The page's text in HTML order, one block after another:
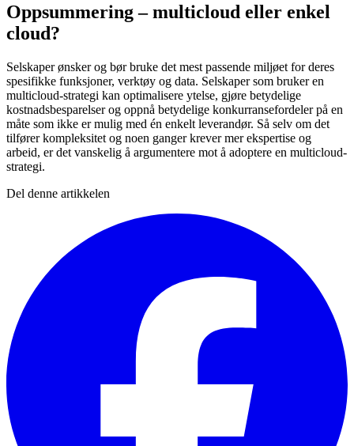
Oppsummering – multicloud eller enkel
cloud?
Selskaper ønsker og bør bruke det mest passende miljøet for deres
spesifikke funksjoner, verktøy og data. Selskaper som bruker en
multicloud-strategi kan optimalisere ytelse, gjøre betydelige
kostnadsbesparelser og oppnå betydelige konkurransefordeler på en
måte som ikke er mulig med én enkelt leverandør. Så selv om det
tilfører kompleksitet og noen ganger krever mer ekspertise og
arbeid, er det vanskelig å argumentere mot å adoptere en multicloud-
strategi.
Del denne artikkelen